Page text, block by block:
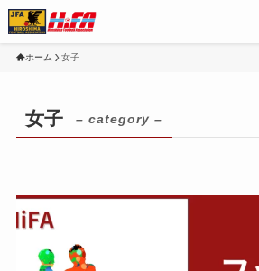
ホーム 女子
女子 – category –